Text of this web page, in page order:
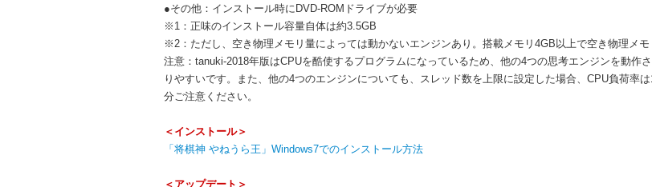
●その他：インストール時にDVD-ROMドライブが必要
※1：正味のインストール容量自体は約3.5GB
※2：ただし、空き物理メモリ量によっては動かないエンジンあり。搭載メモリ4GB以上で空き物理メ
注意：tanuki-2018年版はCPUを酷使するプログラムになっているため、他の4つの思考エンジンを動作
りやすいです。また、他の4つのエンジンについても、スレッド数を上限に設定した場合、CPU負荷率
分ご注意ください。
＜インストール＞
「将棋神 やねうら王」Windows7でのインストール方法
＜アップデート＞